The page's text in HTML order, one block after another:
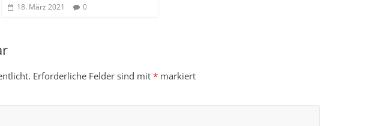
18. März 2021 0
Erforderliche Felder sind mit * markiert